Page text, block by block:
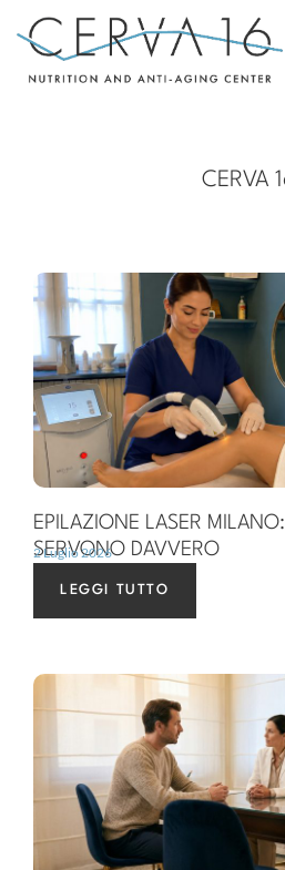
CERVA
EPILAZIONE LASER
SERVONO DAVVERO
2 Luglio 2026
LEGGI TUTTO